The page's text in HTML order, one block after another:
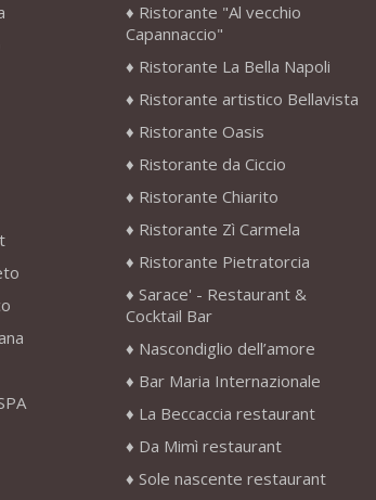
Ristorante "Al vecchio
Capannaccio"
Ristorante La Bella Napoli
Ristorante artistico Bellavista
Ristorante Oasis
Ristorante da Ciccio
Ristorante Chiarito
Ristorante Zì Carmela
Ristorante Pietratorcia
Sarace' - Restaurant &
Cocktail Bar
Nascondiglio dell’amore
Bar Maria Internazionale
La Beccaccia restaurant
Da Mimì restaurant
Sole nascente restaurant